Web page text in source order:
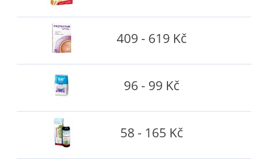
409 - 619 Kč
96 - 99 Kč
58 - 165 Kč